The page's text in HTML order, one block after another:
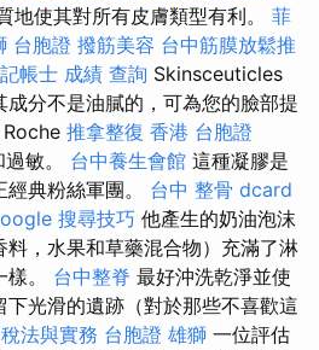
地使其對所有皮膚類型有利。 菲
台胞證 撥筋美容 台中筋膜放鬆推
記帳士 成績 查詢 Skinsceuticles
分不是油膩的，可為您的臉部提
推拿整復 香港 台胞證
敏。 台中養生會館 這種凝膠是
典粉絲軍團。 台中 整骨 dcard
搜尋技巧 他產生的奶油泡沫
，水果和草藥混合物）充滿了淋
。 台中整脊 最好沖洗乾淨並使
下光滑的遺跡（對於那些不喜歡這
法與實務 台胞證 雄獅 一位評估